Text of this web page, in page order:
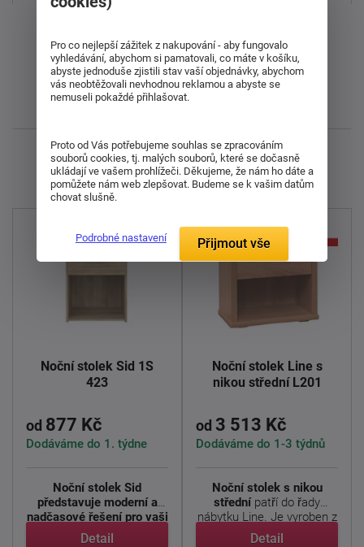
Od nejlevnějšího
Nejnovější
Zobrazuji 1 - 11 z 11
Noční stolek Sid 1S
423
od 877 Kč
Dodáváme do 1. týdne
Noční stolek Sid
představuje moderní a
nadčasové řešení pro vaši
...
Detail
Noční stolek Line s
nikou střední L201
od 3 513 Kč
Dodáváme do 1-3 týdnů
Noční stolek s nikou
střední patří do řady
nábytku Line. Je vyroben z
...
Detail
Pro co nejlepší zážitek z nakupování - aby fungovalo
vyhledávání, abychom si pamatovali, co máte v košíku,
abyste jednoduše zjistili stav vaší objednávky, abychom
vás neobtěžovali nevhodnou reklamou a abyste se
nemuseli pokaždé přihlašovat.
Proto od Vás potřebujeme souhlas se zpracováním
souborů cookies, tj. malých souborů, které se dočasně
ukládají ve vašem prohlížeči. Děkujeme, že nám ho dáte a
pomůžete nám web zlepšovat. Budeme se k vašim datům
chovat slušně.
Podrobné nastavení Přijmout vše